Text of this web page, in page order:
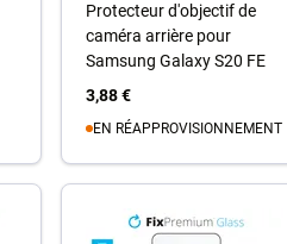
Protecteur d'objectif de
caméra arrière pour
Samsung Galaxy S20 FE
3,88 €
EN RÉAPPROVISIONNEMENT